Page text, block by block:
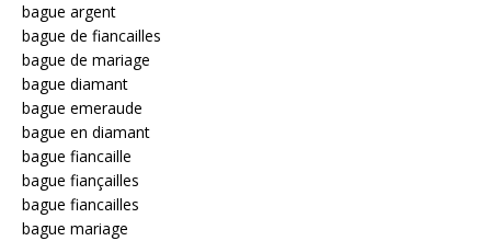
bague argent
bague de fiancailles
bague de mariage
bague diamant
bague emeraude
bague en diamant
bague fiancaille
bague fiançailles
bague fiancailles
bague mariage